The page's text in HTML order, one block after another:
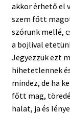
akkor érhető el
szem főtt
szórunk mellé,
a bojlival
Jegyezzük ezt
hihetetlennek
mindez, de ha
főtt mag,
halat, ja és